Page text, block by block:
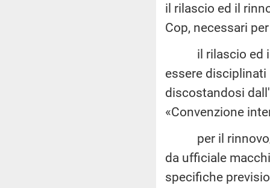
il rilascio ed il
Cop, necessari
il rilascio ed il
essere
discostandosi
«Convenzione
per il rinnovo/
da ufficiale
specifiche